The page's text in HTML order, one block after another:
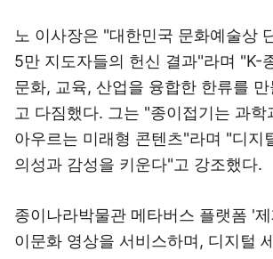
노 이사장은 "대한민국 문화예술상
5만 지도자들의 헌신 결과"라며 "K-
문화, 교육, 산업을 융합한 한류를
고 다짐했다. 그는 "종이접기는 과학
아우르는 미래형 콘텐츠"라며 "디지
의성과 감성을 키운다"고 강조했다.
종이나라박물관 메타버스 플랫폼 '
이문화 영상을 서비스하며, 디지털